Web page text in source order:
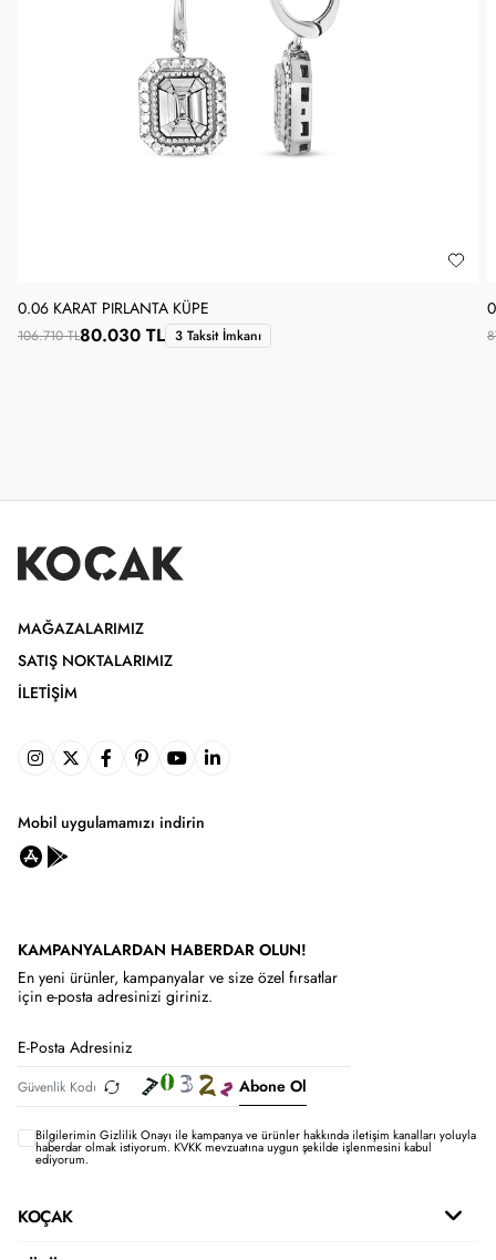
0.06 KARAT PIRLANTA KÜPE
106.710 TL80.030 TL 3 Taksit İmkanı
MAĞAZALARIMIZ
SATIŞ NOKTALARIMIZ
İLETIŞIM
Mobil uygulamamızı indirin
KAMPANYALARDAN HABERDAR OLUN!
En yeni ürünler, kampanyalar ve size özel fırsatlar
için e-posta adresinizi giriniz.
Abone Ol
Bilgilerimin Gizlilik Onayı ile kampanya ve ürünler hakkında iletişim kanalları yoluyla
haberdar olmak istiyorum.KVKK mevzuatına uygun şekilde işlenmesini kabul
ediyorum.
KOÇAK